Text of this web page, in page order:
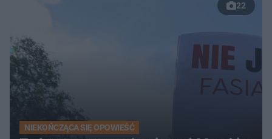
22
NIEKOŃCZĄCA SIĘ OPOWIEŚĆ